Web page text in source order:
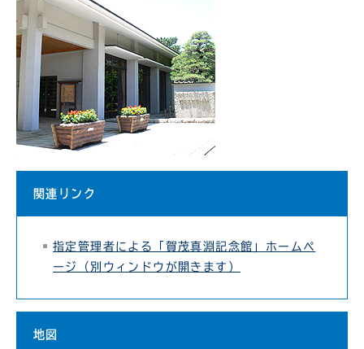
関連リンク
指定管理者による「賀茂真淵記念館」ホームペ
ージ（別ウィンドウが開きます）
地図